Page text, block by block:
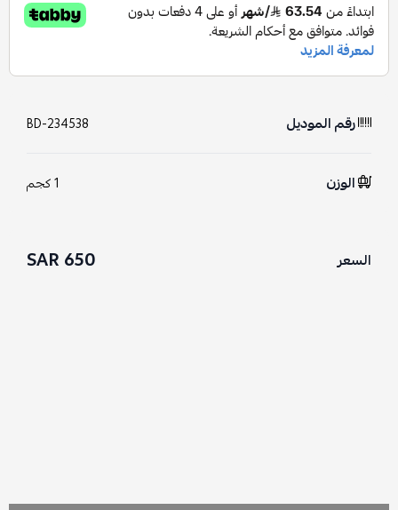
رقم الموديل BD-234538
الوزن 1 كجم
السعر 650 SAR